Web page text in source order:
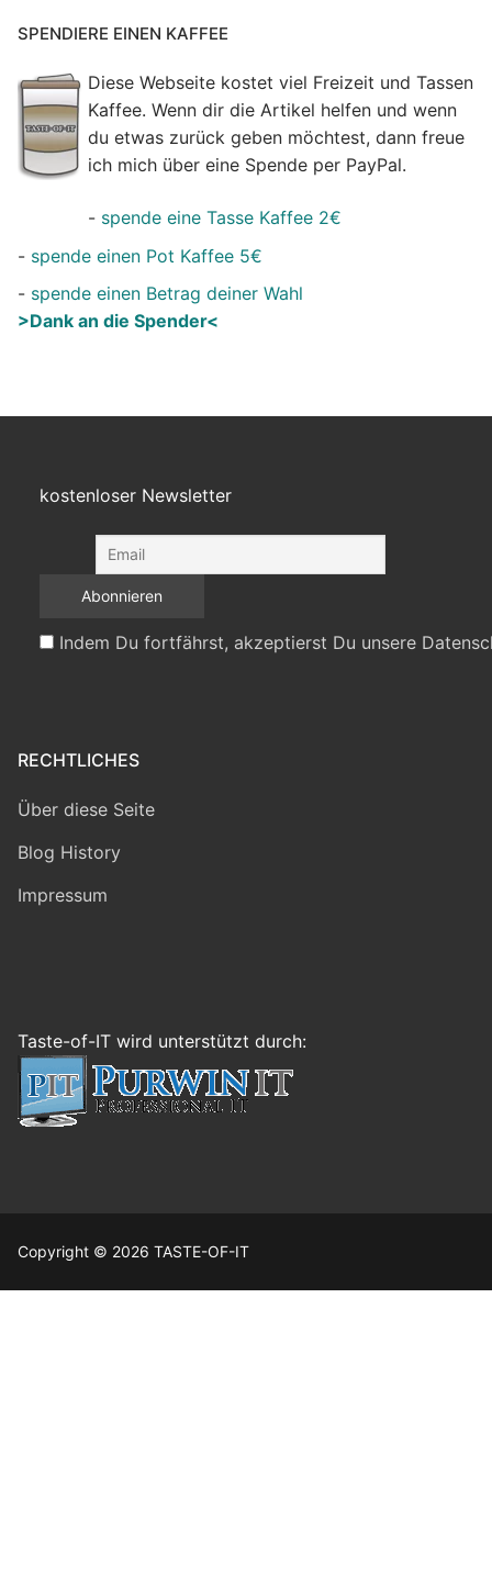
SPENDIERE EINEN KAFFEE
Diese Webseite kostet viel Freizeit und Tassen
Kaffee. Wenn dir die Artikel helfen und wenn
du etwas zurück geben möchtest, dann freue
ich mich über eine Spende per PayPal.
- spende eine Tasse Kaffee 2€
- spende einen Pot Kaffee 5€
- spende einen Betrag deiner Wahl
>Dank an die Spender<
kostenloser Newsletter
Indem Du fortfährst, akzeptierst Du unsere
RECHTLICHES
Über diese Seite
Blog History
Impressum
Taste-of-IT wird unterstützt durch:
Copyright © 2026 TASTE-OF-IT